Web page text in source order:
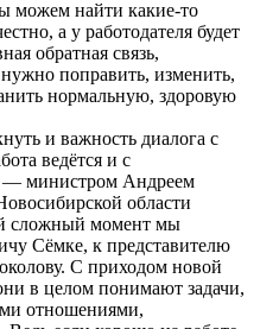
можем найти какие-то
а у работодателя будет
обратная связь,
поправить, изменить,
нормальную, здоровую
и важность диалога с
ведётся и с
— министром Андреем
области
сложный момент мы
Сёмке, к представителю
С приходом новой
в целом понимают задачи,
отношениями,